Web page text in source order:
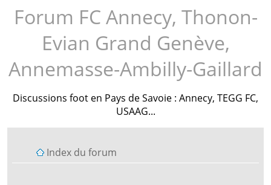
INSTAGRAM
Forum FC Annecy, Thonon-
Evian Grand Genève,
Annemasse-Ambilly-Gaillard
Discussions foot en Pays de Savoie : Annecy, TEGG FC,
USAAG...
Index du forum